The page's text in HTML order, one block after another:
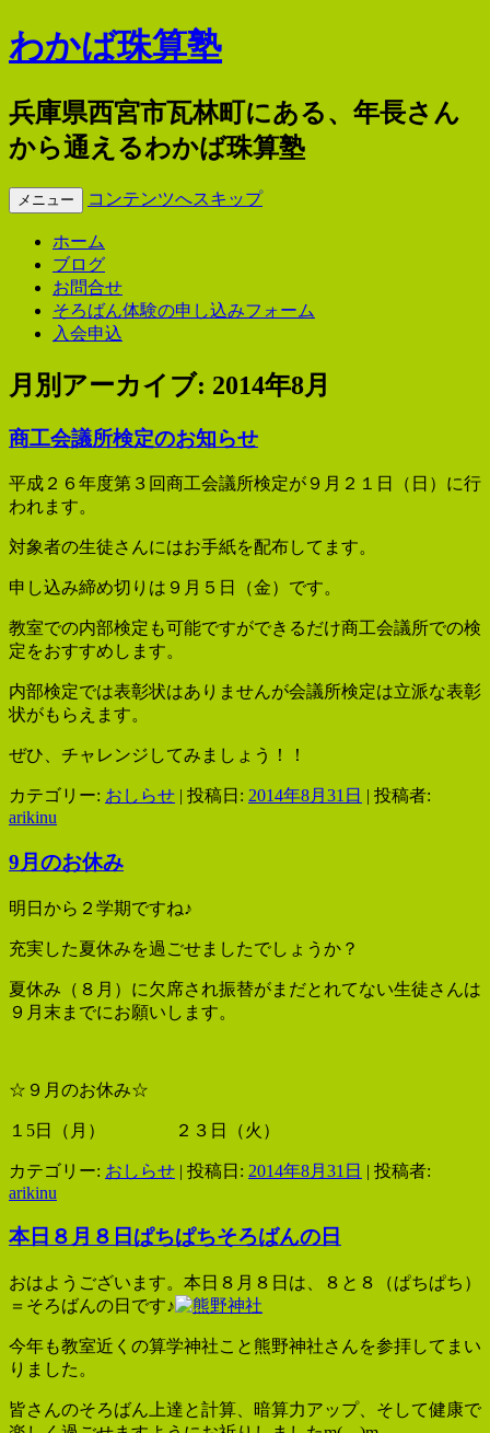
わかば珠算塾
兵庫県西宮市瓦林町にある、年長さん
から通えるわかば珠算塾
メニュー コンテンツへスキップ
ホーム
ブログ
お問合せ
そろばん体験の申し込みフォーム
入会申込
月別アーカイブ: 2014年8月
商工会議所検定のお知らせ
平成２６年度第３回商工会議所検定が９月２１日（日）に行
われます。
対象者の生徒さんにはお手紙を配布してます。
申し込み締め切りは９月５日（金）です。
教室での内部検定も可能ですができるだけ商工会議所での検
定をおすすめします。
内部検定では表彰状はありませんが会議所検定は立派な表彰
状がもらえます。
ぜひ、チャレンジしてみましょう！！
カテゴリー: おしらせ | 投稿日: 2014年8月31日 | 投稿者:
arikinu
9月のお休み
明日から２学期ですね♪
充実した夏休みを過ごせましたでしょうか？
夏休み（８月）に欠席され振替がまだとれてない生徒さんは
９月末までにお願いします。
☆９月のお休み☆
１5日（月） ２３日（火）
カテゴリー: おしらせ | 投稿日: 2014年8月31日 | 投稿者:
arikinu
本日８月８日ぱちぱちそろばんの日
おはようございます。本日８月８日は、８と８（ぱちぱち）
＝そろばんの日です♪
今年も教室近くの算学神社こと熊野神社さんを参拝してまい
りました。
皆さんのそろばん上達と計算、暗算力アップ、そして健康で